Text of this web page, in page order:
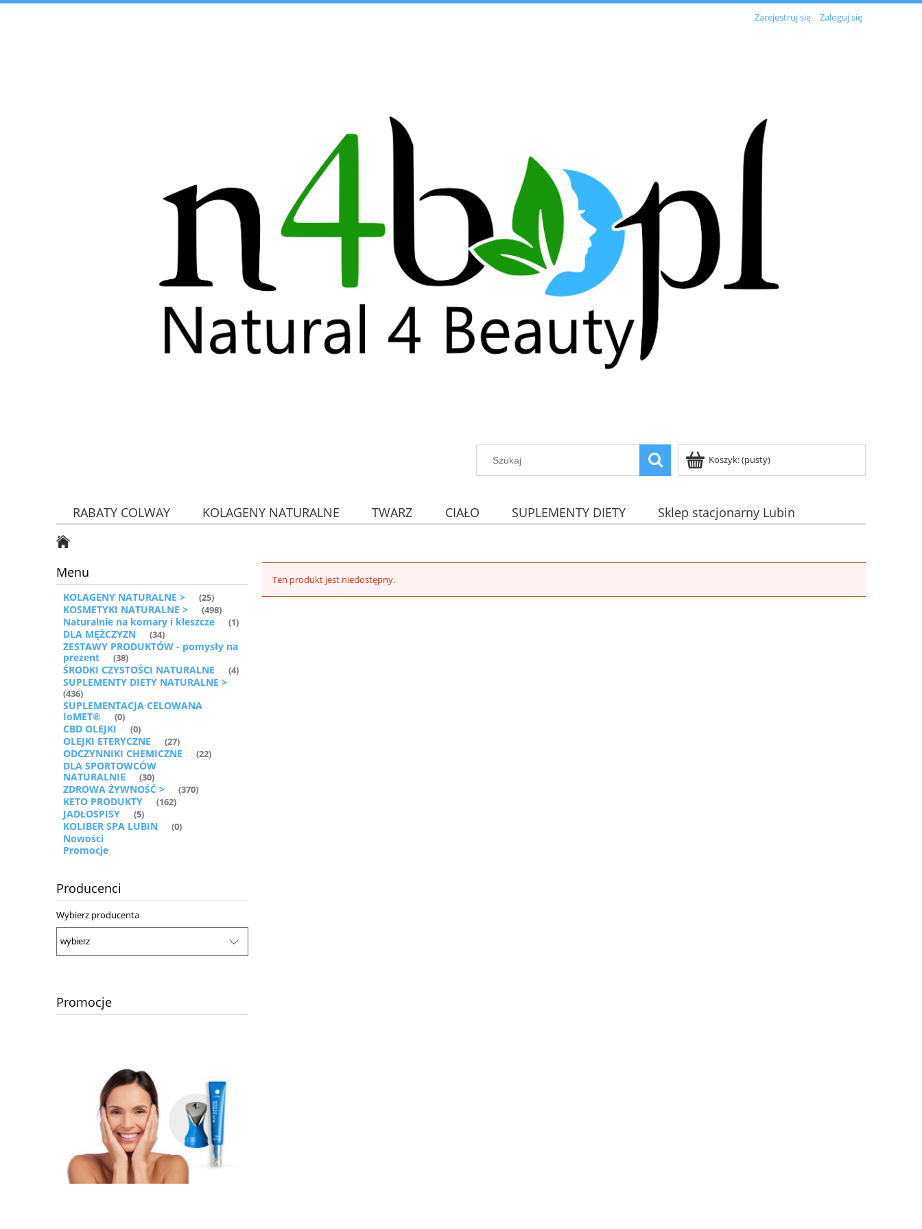
Zarejestruj się Zaloguj się
Koszyk:(pusty)
RABATY COLWAY KOLAGENY NATURALNE TWARZ CIAŁO SUPLEMENTY DIETY
Sklep stacjonarny Lubin
Menu
KOLAGENY NATURALNE > (25)
KOSMETYKI NATURALNE > (498)
Naturalnie na komary i kleszcze (1)
DLA MĘŻCZYZN (34)
ZESTAWY PRODUKTÓW - pomysły na
prezent
(38)
ŚRODKI CZYSTOŚCI NATURALNE (4)
SUPLEMENTY DIETY NATURALNE >
(436)
SUPLEMENTACJA CELOWANA
IoMET®
(0)
CBD OLEJKI (0)
OLEJKI ETERYCZNE (27)
ODCZYNNIKI CHEMICZNE (22)
DLA SPORTOWCÓW
NATURALNIE
(30)
ZDROWA ŻYWNOŚĆ > (370)
KETO PRODUKTY (162)
JADŁOSPISY (5)
KOLIBER SPA LUBIN (0)
Nowości
Promocje
Producenci
Wybierz producenta
Promocje
Ten produkt jest niedostępny.